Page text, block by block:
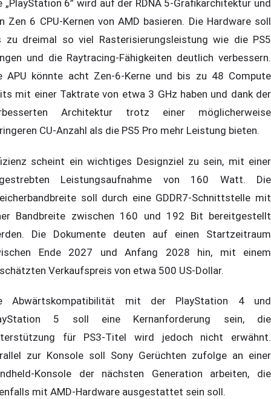
„PlayStation 6” wird auf der RDNA 5-Grafikarchitektur und
Zen 6 CPU-Kernen von AMD basieren. Die Hardware soll
zu dreimal so viel Rasterisierungsleistung wie die PS5
und die Raytracing-Fähigkeiten deutlich verbessern.
APU könnte acht Zen-6-Kerne und bis zu 48 Compute
mit einer Taktrate von etwa 3 GHz haben und dank der
Architektur trotz einer möglicherweise
CU-Anzahl als die PS5 Pro mehr Leistung bieten.
scheint ein wichtiges Designziel zu sein, mit einer
Leistungsaufnahme von 160 Watt. Die
soll durch eine GDDR7-Schnittstelle mit
Bandbreite zwischen 160 und 192 Bit bereitgestellt
Die Dokumente deuten auf einen Startzeitraum
Ende 2027 und Anfang 2028 hin, mit einem
Verkaufspreis von etwa 500 US-Dollar.
Abwärtskompatibilität mit der PlayStation 4 und
5 soll eine Kernanforderung sein, die
für PS3-Titel wird jedoch nicht erwähnt.
zur Konsole soll Sony Gerüchten zufolge an einer
Konsole der nächsten Generation arbeiten, die
mit AMD-Hardware ausgestattet sein soll.